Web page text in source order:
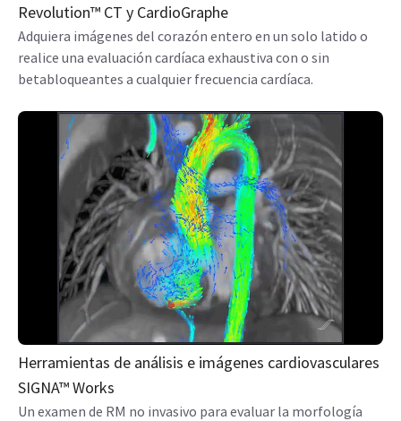
Revolution™ CT y CardioGraphe
Adquiera imágenes del corazón entero en un solo latido o
realice una evaluación cardíaca exhaustiva con o sin
betabloqueantes a cualquier frecuencia cardíaca.
Herramientas de análisis e imágenes cardiovasculares
SIGNA™ Works
Un examen de RM no invasivo para evaluar la morfología